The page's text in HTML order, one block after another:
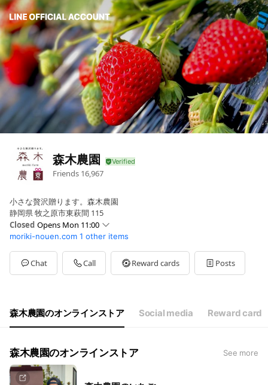
森木農園
Friends 16,967
小さな贅沢贈ります。森木農園
静岡県 牧之原市東萩間 115
Closed Opens Mon 11:00
Sun11:00 - 16:00
Mon11:00 - 16:00
Tue11:00 - 16:00
WedClosed
Sat 11:00 - 16:00
moriki-nouen.com 1 other items
Chat Call Reward cards Posts
森木農園のオンラインストア Social media Reward card
森木農園のオンラインストア See more